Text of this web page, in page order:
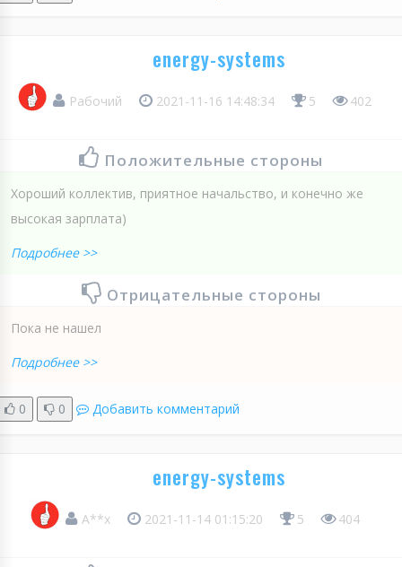
energy-systems
Рабочий 2021-11-16 14:48:34 5 402
Положительные стороны
Хороший коллектив, приятное начальство, и конечно же
высокая зарплата)
Подробнее >>
Отрицательные стороны
Пока не нашел
Подробнее >>
0 0 Добавить комментарий
energy-systems
A**x 2021-11-14 01:15:20 5 404